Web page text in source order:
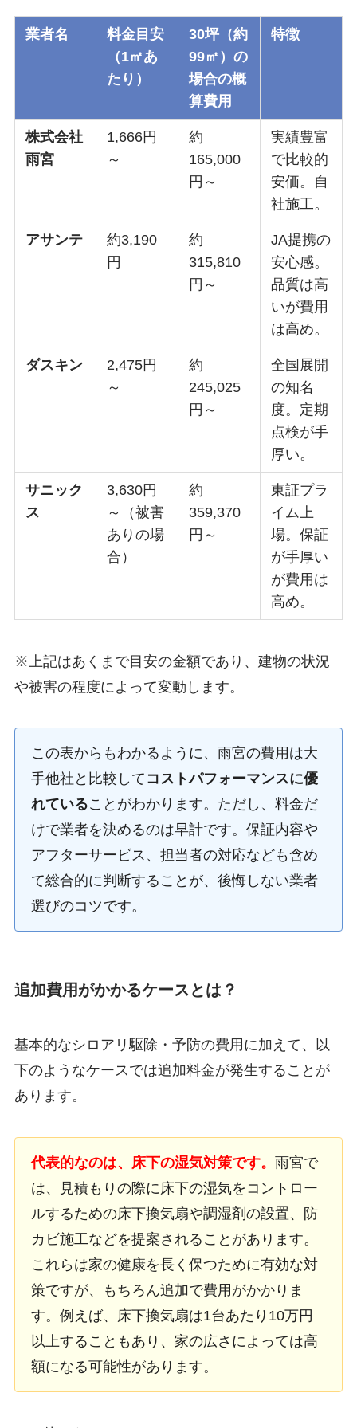
業者名
料金目安
（1㎡あ
たり）
30坪（約
99㎡）の
場合の概
算費用
特徴
株式会社
雨宮
1,666円
～
約
165,000
円～
実績豊富
で比較的
安価。自
社施工。
アサンテ
約3,190
円
約
315,810
円～
JA提携の
安心感。
品質は高
いが費用
は高め。
ダスキン
2,475円
～
約
245,025
円～
全国展開
の知名
度。定期
点検が手
厚い。
サニック
ス
3,630円
～（被害
ありの場
合）
約
359,370
円～
東証プラ
イム上
場。保証
が手厚い
が費用は
高め。
※上記はあくまで目安の金額であり、建物の状況
や被害の程度によって変動します。
この表からもわかるように、雨宮の費用は大
手他社と比較して コストパフォーマンスに優
れていることがわかります。ただし、料金だ
けで業者を決めるのは早計です。保証内容や
アフターサービス、担当者の対応なども含め
て総合的に判断することが、後悔しない業者
選びのコツです。
追加費用がかかるケースとは？
基本的なシロアリ駆除・予防の費用に加えて、以
下のようなケースでは追加料金が発生することが
あります。
代表的なのは、床下の湿気対策です。 雨宮で
は、見積もりの際に床下の湿気をコントロー
ルするための床下換気扇や調湿剤の設置、防
カビ施工などを提案されることがあります。
これらは家の健康を長く保つために有効な対
策ですが、もちろん追加で費用がかかりま
す。例えば、床下換気扇は1台あたり10万円
以上することもあり、家の広さによっては高
額になる可能性があります。